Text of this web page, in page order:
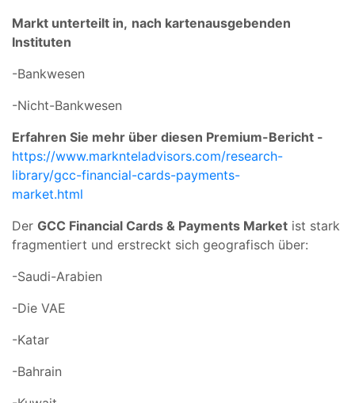
Markt unterteilt in, nach kartenausgebenden
Instituten
-Bankwesen
-Nicht-Bankwesen
Erfahren Sie mehr über diesen Premium-Bericht -
https://www.marknteladvisors.com/research-
library/gcc-financial-cards-payments-
market.html
Der GCC Financial Cards & Payments Market ist stark
fragmentiert und erstreckt sich geografisch über:
-Saudi-Arabien
-Die VAE
-Katar
-Bahrain